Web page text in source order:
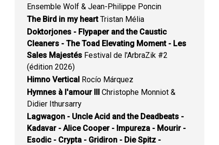
Ensemble Wolf & Jean-Philippe Poncin
The Bird in my heartTristan Mélia
Doktorjones - Flypaper and the Caustic
Cleaners - The Toad Elevating Moment - Les
Sales Majestés Festival de l'ArbraZik #2
(édition 2026)
Himno Vertical Rocío Márquez
Hymnes à l'amour III Christophe Monniot &
Didier Ithursarry
Lagwagon - Uncle Acid and the Deadbeats -
Kadavar - Alice Cooper - Impureza - Mourir -
Esodic - Crypta - Gridiron - Die Spitz -